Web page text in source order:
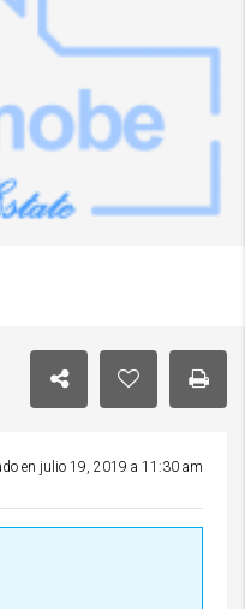
en julio 19, 2019 a 11:30 am